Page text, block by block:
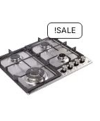
SALE!